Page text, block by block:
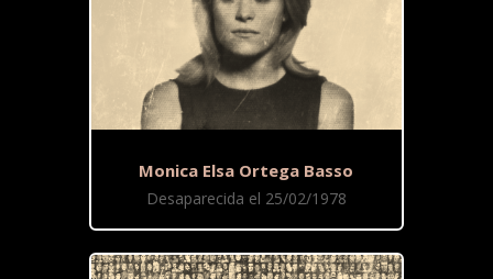
Monica Elsa Ortega Basso
Desaparecida el 25/02/1978